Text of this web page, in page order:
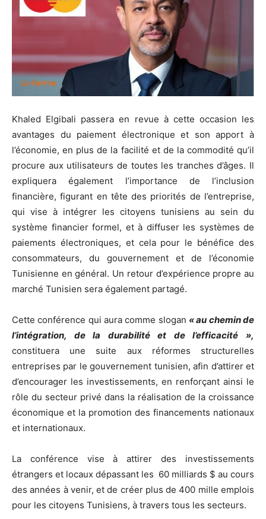
Khaled Elgibali passera en revue à cette occasion les
avantages du paiement électronique et son apport à
l’économie, en plus de la facilité et de la commodité qu’il
procure aux utilisateurs de toutes les tranches d’âges. Il
expliquera également l’importance de l’inclusion
financière, figurant en tête des priorités de l’entreprise,
qui vise à intégrer les citoyens tunisiens au sein du
système financier formel, et à diffuser les systèmes de
paiements électroniques, et cela pour le bénéfice des
consommateurs, du gouvernement et de l’économie
Tunisienne en général. Un retour d’expérience propre au
marché Tunisien sera également partagé.
Cette conférence qui aura comme slogan « au chemin de
l’intégration, de la durabilité et de l’efficacité »,
constituera une suite aux réformes structurelles
entreprises par le gouvernement tunisien, afin d’attirer et
d’encourager les investissements, en renforçant ainsi le
rôle du secteur privé dans la réalisation de la croissance
économique et la promotion des financements nationaux
et internationaux.
La conférence vise à attirer des investissements
étrangers et locaux dépassant les 60 milliards $ au cours
des années à venir, et de créer plus de 400 mille emplois
pour les citoyens Tunisiens, à travers tous les secteurs.